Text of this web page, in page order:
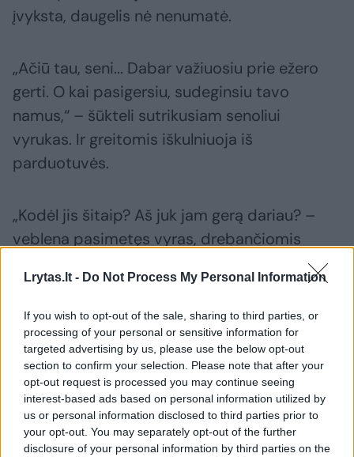
Lrytas.lt - Do Not Process My Personal Information
If you wish to opt-out of the sale, sharing to third parties, or
processing of your personal or sensitive information for
targeted advertising by us, please use the below opt-out
section to confirm your selection. Please note that after your
opt-out request is processed you may continue seeing
interest-based ads based on personal information utilized by
us or personal information disclosed to third parties prior to
your opt-out. You may separately opt-out of the further
disclosure of your personal information by third parties on the
įvyksta, daugelis nė nenumatė.
„Ačiū tau, seni... Dabar važiuosiu prie ežero
gerti. O kai pasigersiu, sudeginsiu tavo
namus,“ – šūkteli sutrikusiam senoliui
vyrukas. Ir greitomis iškulniuoja iš
parduotuvės.
„Kodėl jis šitaip? Aš juk jam gerą dariau? –
veblena pasimetęs vyras, drebančiomis
rankomis mėgindamas pasiimti savo alaus
butelius. – Negi jis tikrai taip gali padaryti? O
aplink mano namą žolės – iki pilvo...“
Susiję straipsniai